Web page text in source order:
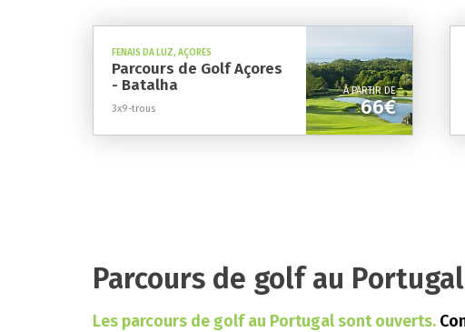
FENAIS DA LUZ, AÇORES
Parcours de Golf Açores
- Batalha
3x9-trous
À PARTIR DE
66€
Parcours de golf au
Les parcours de golf au Portugal sont ouverts.